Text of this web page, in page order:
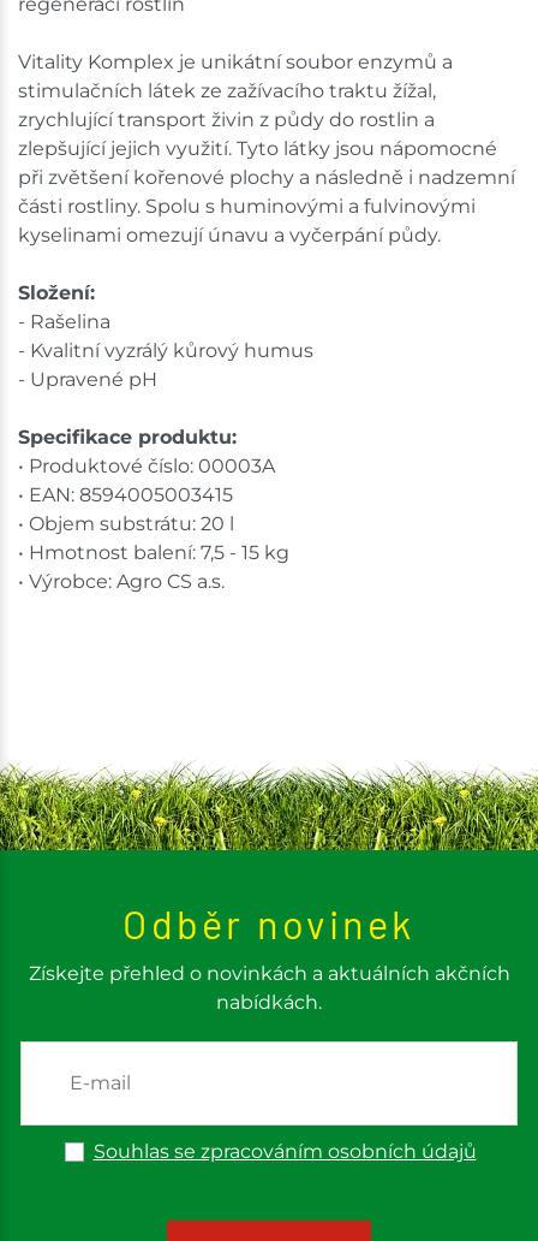
Vitality Komplex je unikátní soubor enzymů a
stimulačních látek ze zažívacího traktu žížal,
zrychlující transport živin z půdy do rostlin a
zlepšující jejich využití. Tyto látky jsou nápomocné
při zvětšení kořenové plochy a následně i nadzemní
části rostliny. Spolu s huminovými a fulvinovými
kyselinami omezují únavu a vyčerpání půdy.
Složení:
- Rašelina
- Kvalitní vyzrálý kůrový humus
- Upravené pH
Specifikace produktu:
• Produktové číslo: 00003A
• EAN: 8594005003415
• Objem substrátu: 20 l
• Hmotnost balení: 7,5 - 15 kg
• Výrobce: Agro CS a.s.
Odběr novinek
Získejte přehled o novinkách a aktuálních akčních
nabídkách.
Souhlas se zpracováním osobních údajů